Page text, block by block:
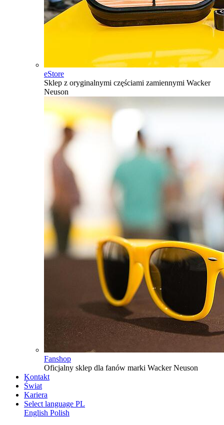
eStore
Sklep z oryginalnymi częściami zamiennymi Wacker
Neuson
Fanshop
Oficjalny sklep dla fanów marki Wacker Neuson
Kontakt
Świat
Kariera
Select language PL
English Polish